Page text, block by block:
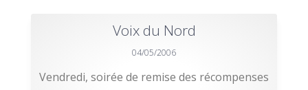
Voix du Nord
04/05/2006
Vendredi, soirée de remise des récompenses